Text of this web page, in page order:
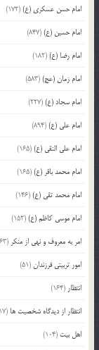
امام حسن عسکری (ع)(172)
امام حسین (ع)(847)
امام رضا (ع)(182)
امام زمان (عج)(583)
امام سجاد (ع)(227)
امام علی (ع)(894)
امام علی النقی (ع)(165)
امام محمد باقر (ع)(165)
امام محمد تقی (ع)(146)
امام موسی کاظم (ع)(152)
امر به معروف و نهی از منکر (63)
امور تربیتی فرزندان(51)
انتظار (164)
انتظار از دیدگاه شخصیت ها (17)
اهل بیت (104)